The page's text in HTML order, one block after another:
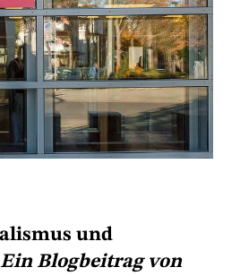
und
Ein Blogbeitrag von